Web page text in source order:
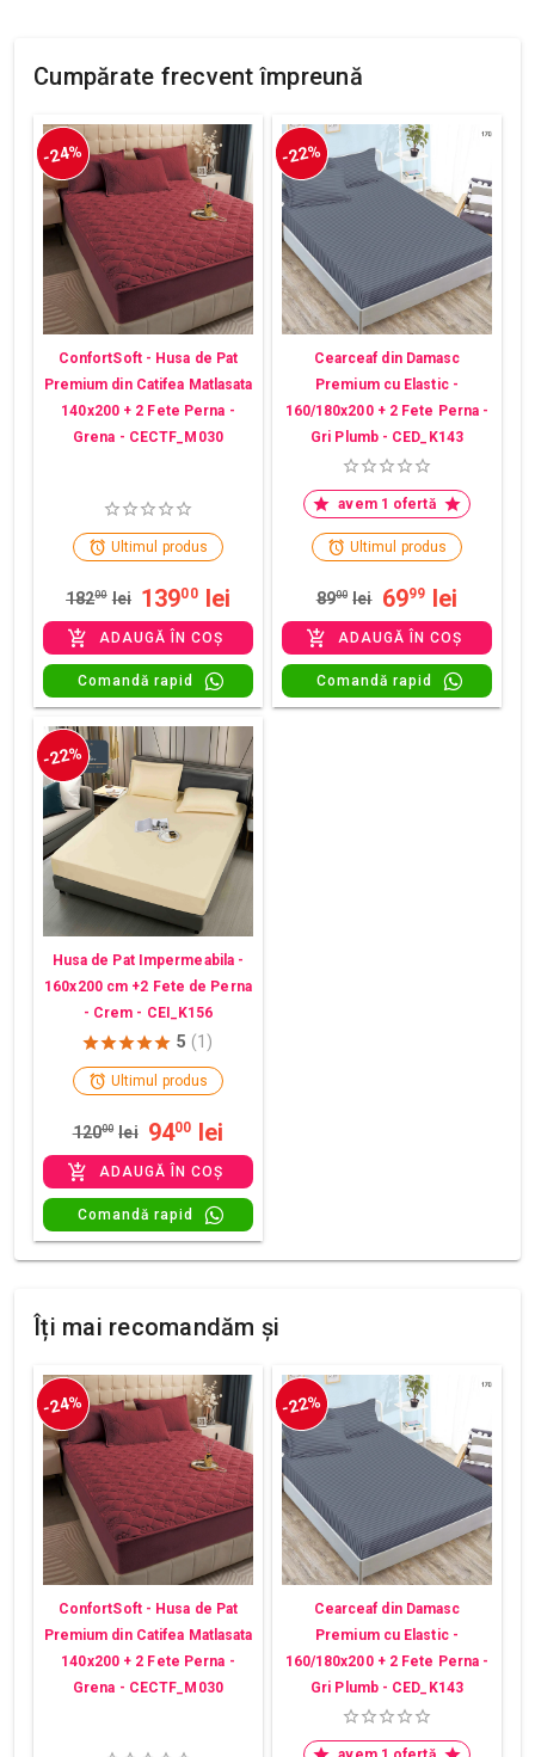
Cumpărate frecvent împreună
-24%
ConfortSoft - Husa de Pat
Premium din Catifea Matlasata
140x200 + 2 Fete Perna -
Grena - CECTF_M030
Ultimul produs
18200 lei 13900 lei
ADAUGĂ ÎN COȘ
Comandă rapid
-22%
Cearceaf din Damasc
Premium cu Elastic -
160/180x200 + 2 Fete Perna -
Gri Plumb - CED_K143
avem 1 ofertă
Ultimul produs
8900 lei 6999 lei
ADAUGĂ ÎN COȘ
Comandă rapid
-22%
Husa de Pat Impermeabila -
160x200 cm +2 Fete de Perna
- Crem - CEI_K156
5 (1)
Ultimul produs
12000 lei 9400 lei
ADAUGĂ ÎN COȘ
Comandă rapid
Îți mai recomandăm și
-24%
ConfortSoft - Husa de Pat
Premium din Catifea Matlasata
140x200 + 2 Fete Perna -
Grena - CECTF_M030
-22%
Cearceaf din Damasc
Premium cu Elastic -
160/180x200 + 2 Fete Perna -
Gri Plumb - CED_K143